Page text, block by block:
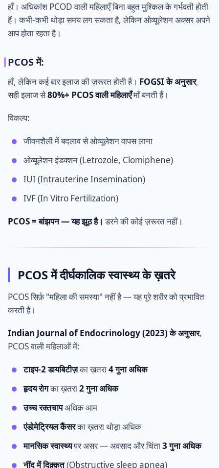
हाँ। अधिकांश PCOD वाली महिलाएँ बिना बहुत मुश्किल के गर्भवती होती
हैं। कभी-कभी थोड़ा समय लग सकता है, लेकिन ओव्यूलेशन अक्सर अपने
आप होता रहता है।
PCOS में:
हाँ, लेकिन कई बार इलाज की ज़रूरत होती है। FOGSI के अनुसार,
सही इलाज से80%+ PCOS वाली महिलाएँमाँ बनती हैं।
विकल्प:
जीवनशैली में बदलाव से ओव्यूलेशन वापस लाना
ओव्यूलेशन इंडक्शन (Letrozole, Clomiphene)
IUI (Intrauterine Insemination)
IVF (In Vitro Fertilization)
PCOS = बांझपन — यह झूठ है। डरने की कोई ज़रूरत नहीं।
PCOS में दीर्घकालिक स्वास्थ्य के ख़तरे
PCOS सिर्फ़ "महिला की समस्या" नहीं है — यह पूरे शरीर को प्रभावित
करती है।
Indian Journal of Endocrinology (2023) के अनुसार,
PCOS वाली महिलाओं में:
टाइप-2 डायबिटीज़का ख़तरा4 गुना अधिक
हृदय रोगका ख़तरा2 गुना अधिक
उच्च रक्तचापअधिक आम
एंडोमेट्रियल कैंसरका ख़तरा थोड़ा अधिक
मानसिक स्वास्थ्यपर असर — अवसाद और चिंता3 गुना अधिक
नींद में दिक़्क़त(Obstructive sleep apnea)